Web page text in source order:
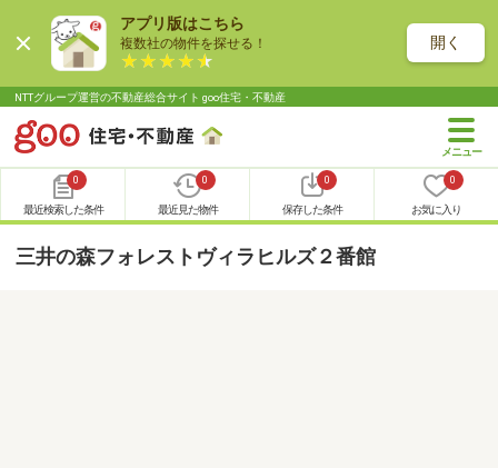
アプリ版はこちら
複数社の物件を探せる！ 開く
NTTグループ運営の不動産総合サイト goo住宅・不動産
0
最近検索した条件
0
最近見た物件
0
保存した条件
0
お気に入り
三井の森フォレストヴィラヒルズ２番館